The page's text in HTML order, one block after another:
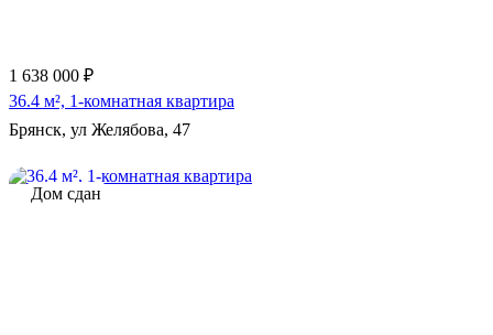
1 638 000 ₽
36.4 м², 1-комнатная квартира
Брянск, ул Желябова, 47
Дом сдан